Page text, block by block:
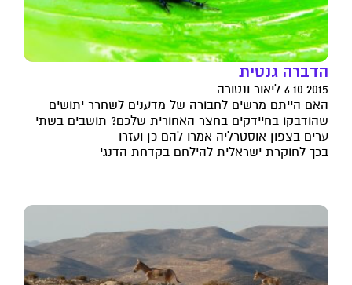
הדברה גנטית
6.10.2015 ליאור ונטורה
האם הייתם מרשים לחבורה של מדענים לשחרר יתושים
שהודבקו בחיידקים בחצר האחורית שלכם? תושבים בשתי
ערים בצפון אוסטרליה אמרו להם כן ועזרו
בכך לחוקרת ישראלית להילחם בקדחת הדנגי